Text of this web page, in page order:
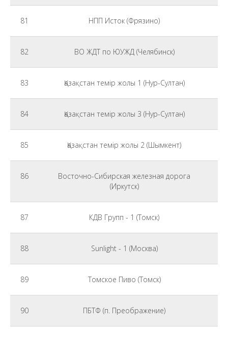
81 НПП Исток (Фрязино)
82 ВО ЖДТ по ЮУЖД (Челябинск)
83 Қазақстан темір жолы 1 (Нур-Султан)
84 Қазақстан темір жолы 3 (Нур-Султан)
85 Қазақстан темір жолы 2 (Шымкент)
86
Восточно-Сибирская железная дорога
(Иркутск)
87 КДВ Групп - 1 (Томск)
88 Sunlight - 1 (Москва)
89 Томское Пиво (Томск)
90 ПБТФ (п. Преображение)